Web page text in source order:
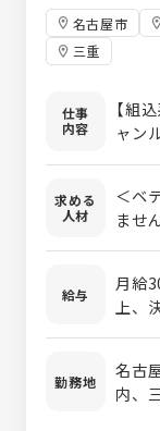
名古屋市
三重
仕事
内容
【組
ャン
ーは
ームウェ
発】
理シ
頂き
てお
端開
求める
人材
＜ベ
ませ
ご経
問 ＜
務を
興味
迎す
給与
月給
上、
勤務地
名古
内、